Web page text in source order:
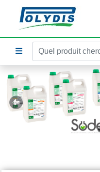
Previous